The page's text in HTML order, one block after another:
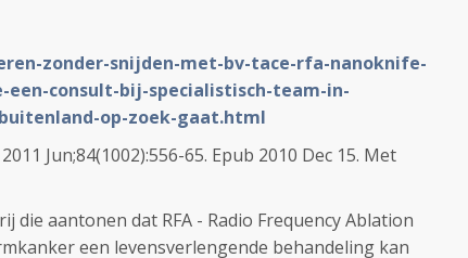
zonder-snijden-met-bv-tace-rfa-nanoknife-
consult-bij-specialistisch-team-in-
op-zoek-gaat.html
Jun;84(1002):556-65. Epub 2010 Dec 15. Met
die aantonen dat RFA - Radio Frequency Ablation
een levensverlengende behandeling kan